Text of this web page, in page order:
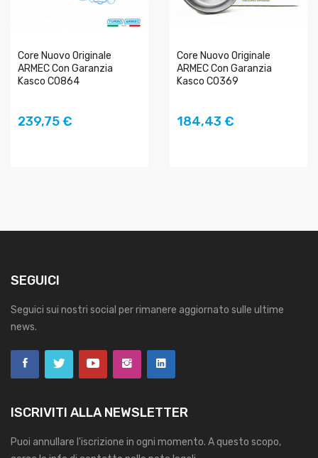
Core Nuovo Originale
ARMEC Con Garanzia
Kasco C0864
239,75 €AGGIUNGI AL
Core Nuovo Originale
ARMEC Con Garanzia
Kasco C0369
184,43 €AGGIUNGI AL
SEGUICI
Seguici sui nostri social per rimanere aggiornato sulle ultime
news.
ISCRIVITI ALLA NEWSLETTER
Puoi annullare l'iscrizione in ogni momento. A questo scopo,